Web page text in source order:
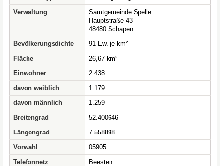
Verwaltung
Samtgemeinde Spelle
Hauptstraße 43
48480 Schapen
Bevölkerungsdichte
91 Ew. je km²
Fläche
26,67 km²
Einwohner
2.438
davon weiblich
1.179
davon männlich
1.259
Breitengrad
52.400646
Längengrad
7.558898
Vorwahl
05905
Telefonnetz
Beesten